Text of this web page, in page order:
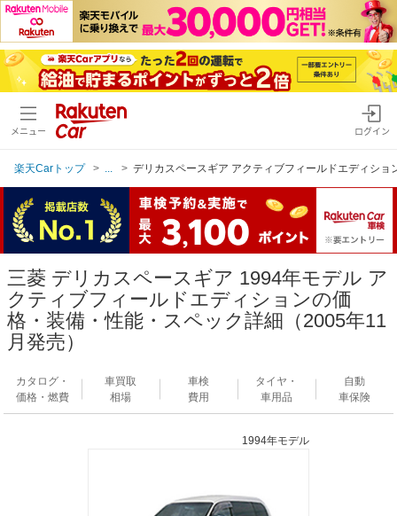
メニュー ログイン
楽天Carトップ デリカスペースギア アクティブフィールドエディショ
三菱 デリカスペースギア 1994年モデル ア
クティブフィールドエディションの価
格・装備・性能・スペック詳細（2005年11
月発売）
カタログ・
価格・燃費
車買取
相場
車検
費用
タイヤ・
車用品
自動
車保険
1994年モデル